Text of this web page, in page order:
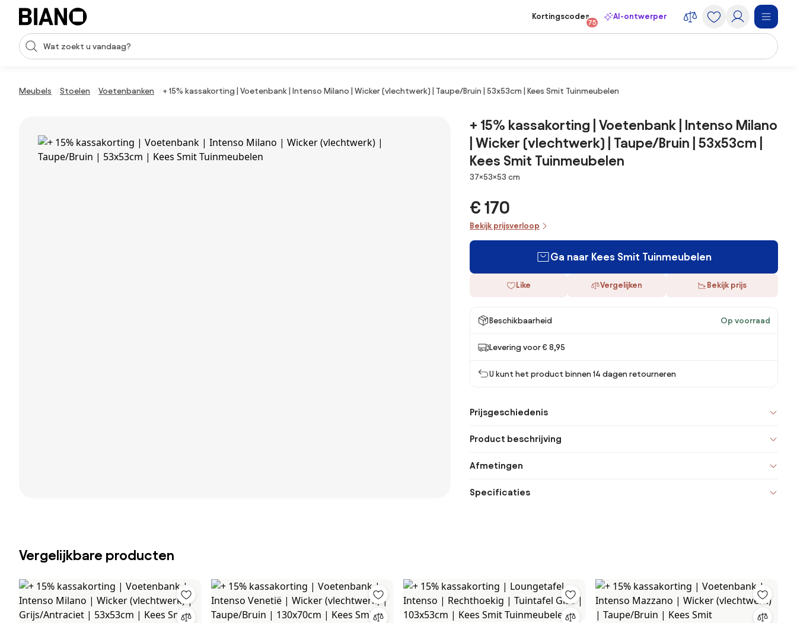
Navigatie overslaan, naar inhoud springen
Zoekopdracht invoeren
Kortingscodes
75
AI-ontwerper
Meubels Stoelen Voetenbanken + 15% kassakorting | Voetenbank | Intenso Milano | Wicker (vlechtwerk) | Taupe/Bruin | 53x53cm | Kees Smit Tuinmeubelen
+ 15% kassakorting | Voetenbank | Intenso Milano
| Wicker (vlechtwerk) | Taupe/Bruin | 53x53cm |
Kees Smit Tuinmeubelen
Afmetingen
37×53×53 cm
€ 170
Bekijk prijsverloop
Ga naar Kees Smit Tuinmeubelen
Like Vergelijken Bekijk prijs
Beschikbaarheid Op voorraad
Levering voor € 8,95
U kunt het product binnen 14 dagen retourneren
Prijsgeschiedenis
Product beschrijving
Afmetingen
Specificaties
Vergelijkbare producten